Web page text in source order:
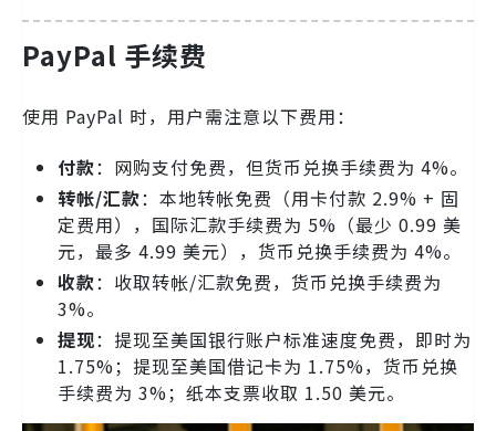
PayPal 手续费
使用 PayPal 时，用户需注意以下费用：
付款：网购支付免费，但货币兑换手续费为 4%。
转帐/汇款：本地转帐免费（用卡付款 2.9% + 固
定费用），国际汇款手续费为 5%（最少 0.99 美
元，最多 4.99 美元），货币兑换手续费为 4%。
收款：收取转帐/汇款免费，货币兑换手续费为
3%。
提现：提现至美国银行账户标准速度免费，即时为
1.75%；提现至美国借记卡为 1.75%，货币兑换
手续费为 3%；纸本支票收取 1.50 美元。